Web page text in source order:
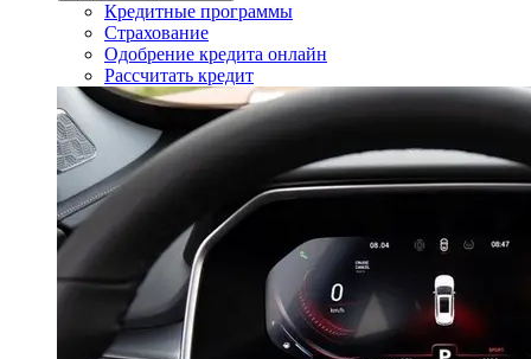
Кредитные программы
Страхование
Одобрение кредита онлайн
Рассчитать кредит